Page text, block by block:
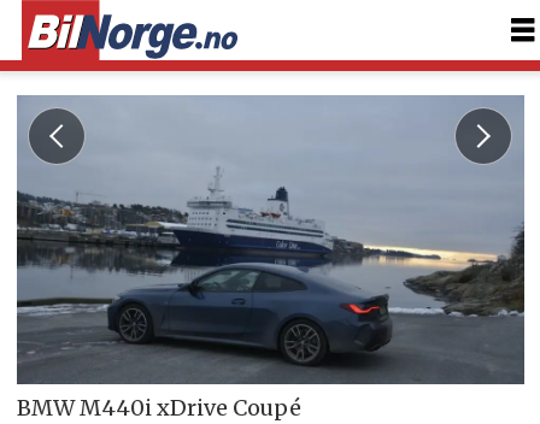
BMW M440i xDrive Coupé